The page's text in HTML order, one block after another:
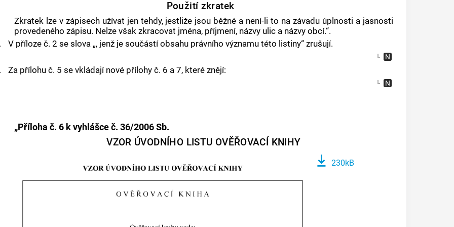
Použití zkratek
Zkratek lze v zápisech užívat jen tehdy, jestliže jsou běžné a není-li to na závadu úplnosti a jasnosti
provedeného zápisu. Nelze však zkracovat jména, příjmení, názvy ulic a názvy obcí.“.
V příloze č. 2 se slova „, jenž je součástí obsahu právního významu této listiny“ zrušují.
Za přílohu č. 5 se vkládají nové přílohy č. 6 a 7, které znějí:
„Příloha č. 6 k vyhlášce č. 36/2006 Sb.
VZOR ÚVODNÍHO LISTU OVĚŘOVACÍ KNIHY
230kB